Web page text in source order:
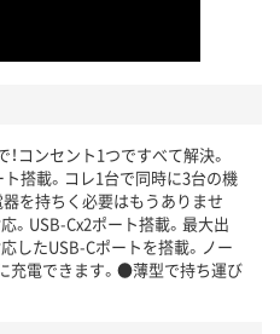
コンセント1つですべて解決。
搭載。コレ1台で同時に3台の機
を持ちく必要はもうありませ
。USB-Cx2ポート搭載。最大出
したUSB-Cポートを搭載。ノー
充電できます。●薄型で持ち運び